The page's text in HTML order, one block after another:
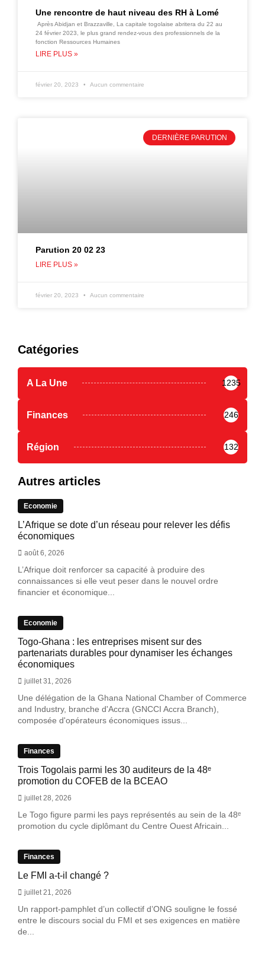
Une rencontre de haut niveau des RH à Lomé
Après Abidjan et Brazzaville, La capitale togolaise abritera du 22 au
24 février 2023, le plus grand rendez-vous des professionnels de la
fonction Ressources Humaines
LIRE PLUS »
février 20, 2023 Aucun commentaire
DERNIÈRE PARUTION
Parution 20 02 23
LIRE PLUS »
février 20, 2023 Aucun commentaire
Catégories
A La Une 1235
Finances 246
Région 132
Autres articles
Economie
L’Afrique se dote d’un réseau pour relever les défis
économiques
août 6, 2026
L’Afrique doit renforcer sa capacité à produire des
connaissances si elle veut peser dans le nouvel ordre
financier et économique...
Economie
Togo-Ghana : les entreprises misent sur des
partenariats durables pour dynamiser les échanges
économiques
juillet 31, 2026
Une délégation de la Ghana National Chamber of Commerce
and Industry, branche d'Accra (GNCCI Accra Branch),
composée d'opérateurs économiques issus...
Finances
Trois Togolais parmi les 30 auditeurs de la 48ᵉ
promotion du COFEB de la BCEAO
juillet 28, 2026
Le Togo figure parmi les pays représentés au sein de la 48ᵉ
promotion du cycle diplômant du Centre Ouest Africain...
Finances
Le FMI a-t-il changé ?
juillet 21, 2026
Un rapport-pamphlet d’un collectif d’ONG souligne le fossé
entre le discours social du FMI et ses exigences en matière
de...